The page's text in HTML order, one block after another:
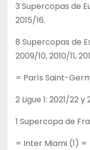
3 Supercopas de
2015/16.
8 Supercopas de
2009/10, 2010/11,
= París Saint-
2 Ligue 1: 2021/22 y
1 Supercopa de
= Inter Miami (1) =